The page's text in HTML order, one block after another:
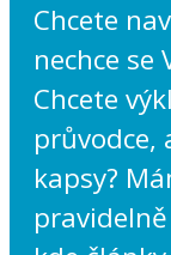
Chcete
nechce se
Chcete
průvodce,
kapsy?